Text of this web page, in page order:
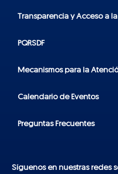
Transparencia y Acceso a
PQRSDF
Mecanismos para la
Calendario de Eventos
Preguntas Frecuentes
Síguenos en nuestras redes